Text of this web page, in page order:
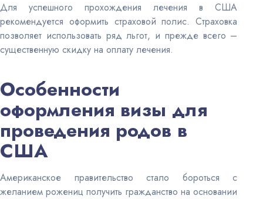
Для успешного прохождения лечения в США
рекомендуется оформить страховой полис. Страховка
позволяет использовать ряд льгот, и прежде всего –
существенную скидку на оплату лечения.
Особенности
оформления визы для
проведения родов в
США
Американское правительство стало бороться с
желанием рожениц получить гражданство на основании